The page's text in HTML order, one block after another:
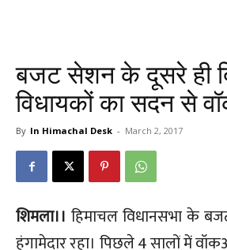
बजट सेशन के दूसरे ही
विधायकों का सदन से
By In Himachal Desk - March 2, 2017
शिमला।। हिमाचल विधानसभा के
हंगामेदार रहा। पिछले 4 सालों में